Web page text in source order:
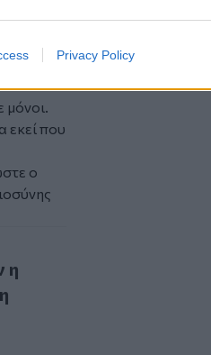
Privacy Policy
η ΕΥΠ
και να
του
μόνοι.
εκεί που
ο
της κυβέρνησης Μητσοτάκη
η